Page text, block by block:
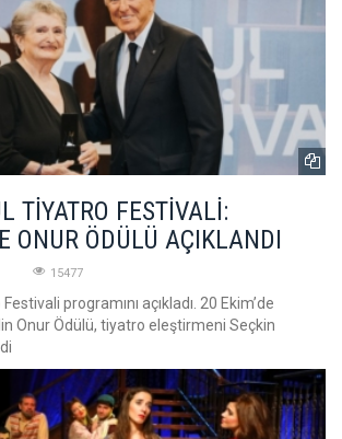
TİYATRO FESTİVALİ:
ONUR ÖDÜLÜ AÇIKLANDI
15477
programını açıkladı. 20 Ekim’de
Onur Ödülü, tiyatro eleştirmeni Seçkin